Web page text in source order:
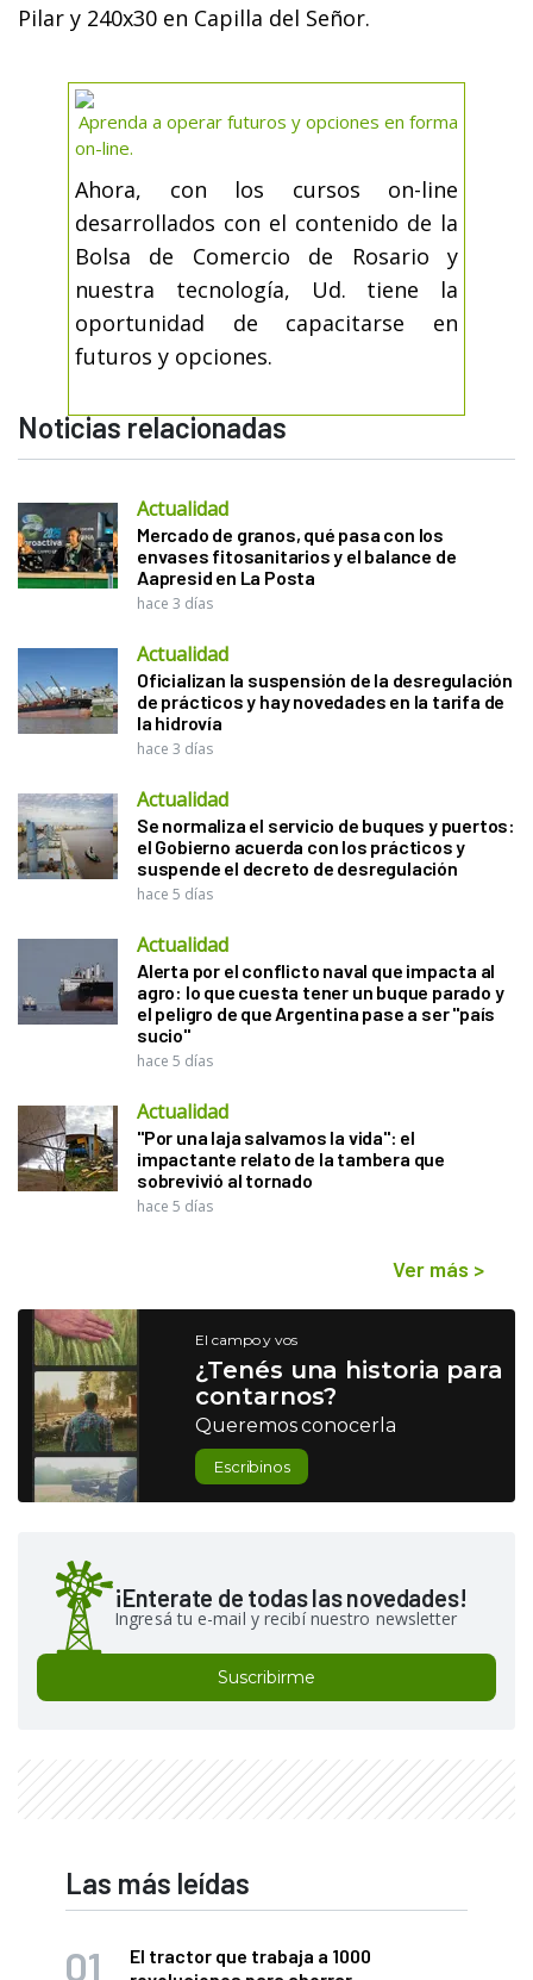
Pilar y 240x30 en Capilla del Señor.
Aprenda a operar futuros y opciones en forma
on-line.
Ahora, con los cursos on-line
desarrollados con el contenido de la
Bolsa de Comercio de Rosario y
nuestra tecnología, Ud. tiene la
oportunidad de capacitarse en
futuros y opciones.
Noticias relacionadas
Actualidad
Mercado de granos, qué pasa con los
envases fitosanitarios y el balance de
Aapresid en La Posta
hace 3 días
Actualidad
Oficializan la suspensión de la desregulación
de prácticos y hay novedades en la tarifa de
la hidrovía
hace 3 días
Actualidad
Se normaliza el servicio de buques y puertos:
el Gobierno acuerda con los prácticos y
suspende el decreto de desregulación
hace 5 días
Actualidad
Alerta por el conflicto naval que impacta al
agro: lo que cuesta tener un buque parado y
el peligro de que Argentina pase a ser "país
sucio"
hace 5 días
Actualidad
"Por una laja salvamos la vida": el
impactante relato de la tambera que
sobrevivió al tornado
hace 5 días
Ver más >
El campo y vos
¿Tenés una historia para
contarnos?
Queremos conocerla
Escribinos
¡Enterate de todas las novedades!
Ingresá tu e-mail y recibí nuestro newsletter
Suscribirme
Las más leídas
El tractor que trabaja a 1000